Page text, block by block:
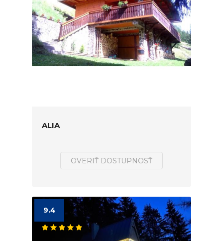
ALIA
OVERIŤ DOSTUPNOSŤ
9.4